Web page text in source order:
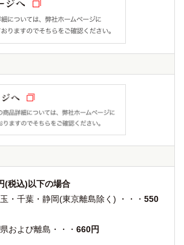
(税込)以下の場合
・千葉・静岡(東京離島除く) ・・・ 550
および離島・・・ 660円